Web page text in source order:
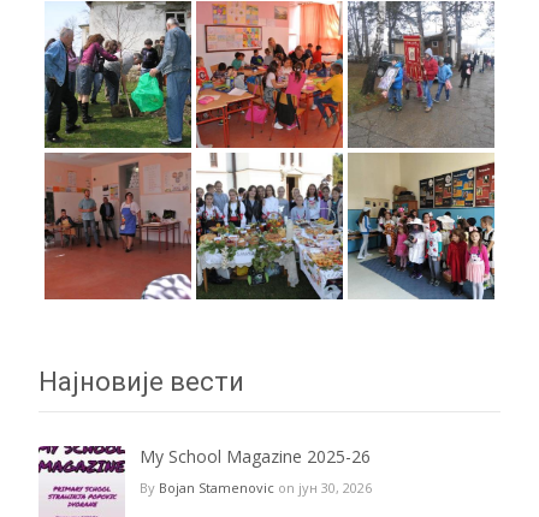
Најновије вести
My School Magazine 2025-26
By Bojan Stamenovic on јун 30, 2026